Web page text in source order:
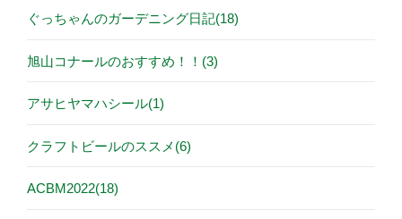
ぐっちゃんのガーデニング日記(18)
旭山コナールのおすすめ！！(3)
アサヒヤマハシール(1)
クラフトビールのススメ(6)
ACBM2022(18)